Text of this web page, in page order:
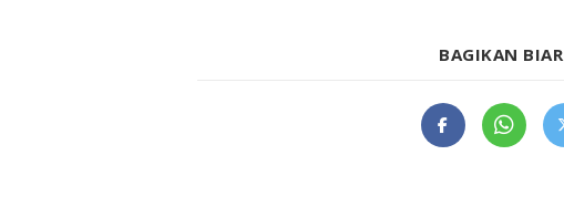
BAGIKAN BIAR